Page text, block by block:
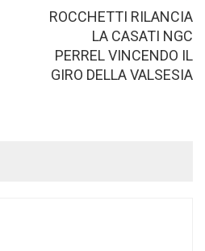
ROCCHETTI RILANCIA
LA CASATI NGC
PERREL VINCENDO IL
GIRO DELLA VALSESIA